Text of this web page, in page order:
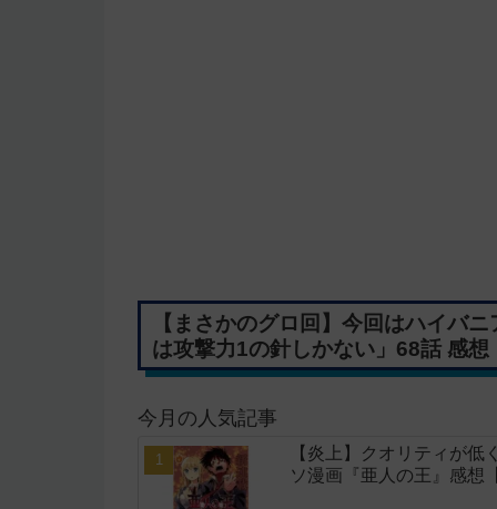
【まさかのグロ回】今回はハイバ
は攻撃力1の針しかない」68話 感想
今月の人気記事
【炎上】クオリティが
ソ漫画『亜人の王』感想